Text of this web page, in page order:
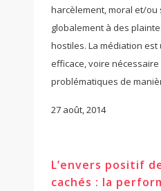
harcèlement, moral et/ou
globalement à des
hostiles. La médiation
efficace, voire
problématiques de
27 août, 2014
L’envers positif
cachés : la